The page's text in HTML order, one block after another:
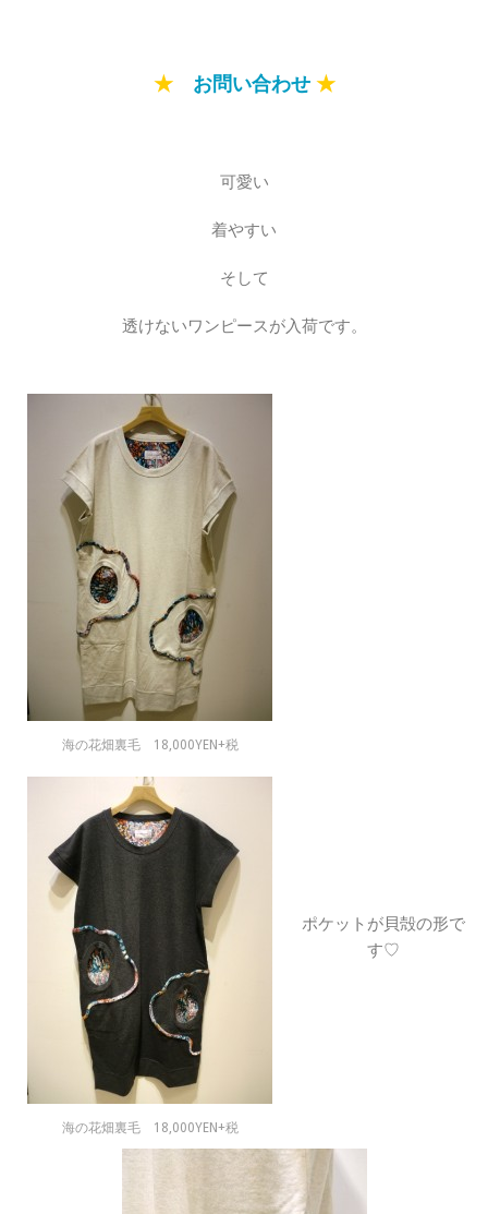
★ お問い合わせ★
可愛い
着やすい
そして
透けないワンピースが入荷です。
海の花畑裏毛 18,000YEN+税
海の花畑裏毛 18,000YEN+税
ポケットが貝殻の形で
す♡